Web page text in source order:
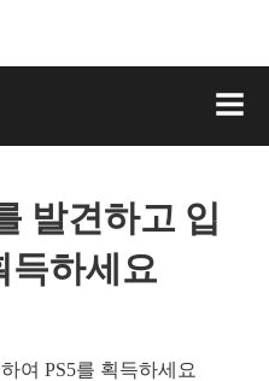
발견하고 입
득하세요